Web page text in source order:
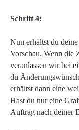
Schritt 4:
Nun erhältst du
Vorschau. Wenn die
veranlassen wir bei
du
erhältst dann eine
Hast du nur eine
Auftrag nach deiner